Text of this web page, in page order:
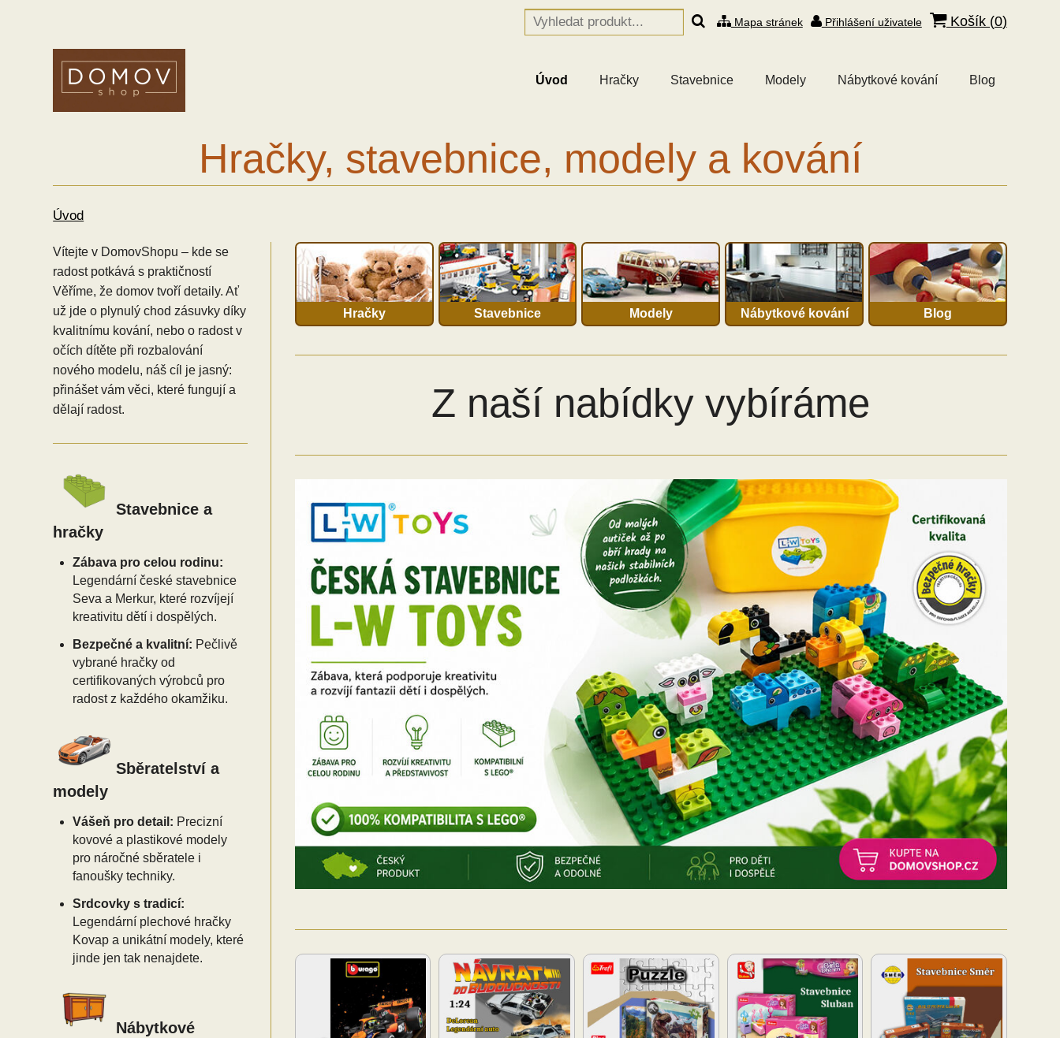
Mapa stránek Přihlášení uživatele Košík (0)
Úvod Hračky Stavebnice Modely Nábytkové kování Blog
Hračky, stavebnice, modely a kování
Úvod
Vítejte v DomovShopu – kde se
radost potkává s praktičností
Věříme, že domov tvoří detaily. Ať
už jde o plynulý chod zásuvky díky
kvalitnímu kování, nebo o radost v
očích dítěte při rozbalování
nového modelu, náš cíl je jasný:
přinášet vám věci, které fungují a
dělají radost.
Stavebnice a
hračky
Zábava pro celou rodinu:
Legendární české stavebnice
Seva a Merkur, které rozvíjejí
kreativitu dětí i dospělých.
Bezpečné a kvalitní: Pečlivě
vybrané hračky od
certifikovaných výrobců pro
radost z každého okamžiku.
Sběratelství a
modely
Vášeň pro detail: Precizní
kovové a plastikové modely
pro náročné sběratele i
fanoušky techniky.
Srdcovky s tradicí:
Legendární plechové hračky
Kovap a unikátní modely, které
jinde jen tak nenajdete.
Nábytkové
Hračky Stavebnice Modely Nábytkové kování Blog
Z naší nabídky vybíráme